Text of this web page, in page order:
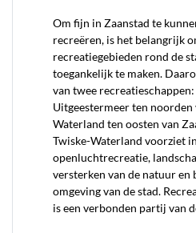
Om fijn in Zaanstad te
recreëren, is het belangrijk
recreatiegebieden rond de
toegankelijk te maken.
van twee
Uitgeestermeer ten noorden
Waterland ten oosten van
Twiske-Waterland voorziet
openluchtrecreatie,
versterken van de natuur
omgeving van de stad.
is een verbonden partij van